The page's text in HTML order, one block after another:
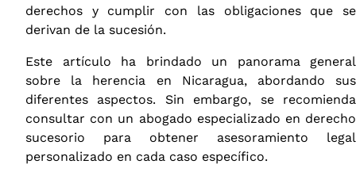
derechos y cumplir con las obligaciones que se
derivan de la sucesión.
Este artículo ha brindado un panorama general
sobre la herencia en Nicaragua, abordando sus
diferentes aspectos. Sin embargo, se recomienda
consultar con un abogado especializado en derecho
sucesorio para obtener asesoramiento legal
personalizado en cada caso específico.